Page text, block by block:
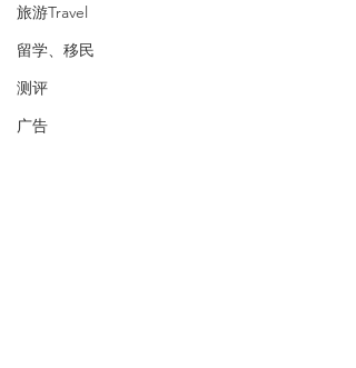
旅游Travel
留学、移民
测评
广告